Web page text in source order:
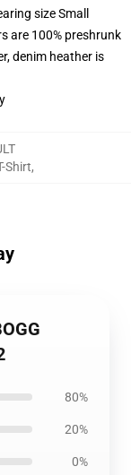
size Small
are 100% preshrunk
denim heather is
Shirt,
80%
20%
0%